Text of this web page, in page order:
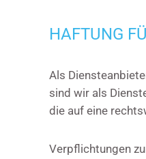
HAFTUNG
Als
sind wir als
die auf eine
Verpflichtungen